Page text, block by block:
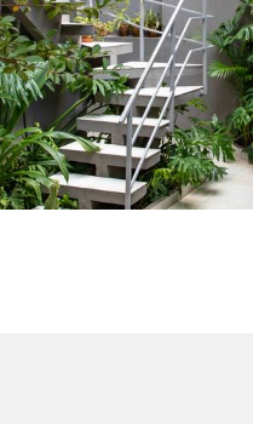
457